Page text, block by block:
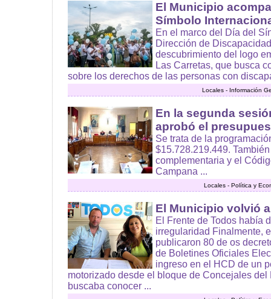
El Municipio
Símbolo
En el marco del Día del
Dirección de
descubrimiento del logo
Las Carretas, que busca
sobre los derechos de las personas con
Locales - Información
En la segunda
aprobó el
Se trata de la
$15.728.219.449.
complementaria y el
Campana ...
Locales - Política y
El Municipio volvió
El Frente de Todos había
irregularidad Finalmente,
publicaron 80 de os
de Boletines Oficiales
ingreso en el HCD de un
motorizado desde el bloque de Concejales del
buscaba conocer ...